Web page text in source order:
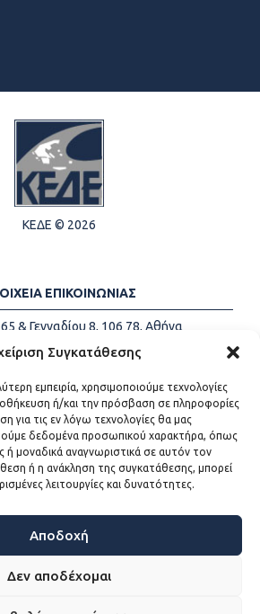
Συγκατάθεσης
εμπειρία, χρησιμοποιούμε τεχνολογίες
ή/και την πρόσβαση σε πληροφορίες
για τις εν λόγω τεχνολογίες θα μας
δεδομένα προσωπικού χαρακτήρα, όπως
ή μοναδικά αναγνωριστικά σε αυτόν τον
ή η ανάκληση της συγκατάθεσης, μπορεί
λειτουργίες και δυνατότητες.
Αποδοχή
Δεν αποδέχομαι
ΚΕΔΕ © 2026
ΕΠΙΚΟΙΝΩΝΙΑΣ
& Γενναδίου 8, 106 78, Αθήνα
+30 213-2147500
Email:
info@kede.gr
ΣΥΝΔΕΣΜΟΙ
Η ΚΕΔΕ
Sitemap
Προσβασιμότητα
Όροι χρήσης